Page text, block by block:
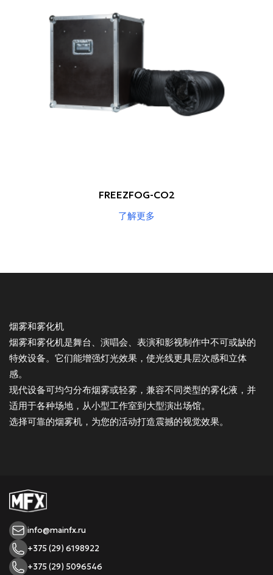
FREEZFOG-CO2
了解更多
烟雾和雾化机
烟雾和雾化机是舞台、演唱会、表演和影视制作中不可或缺的
特效设备。它们能增强灯光效果，使光线更具层次感和立体
感。
现代设备可均匀分布烟雾或轻雾，兼容不同类型的雾化液，并
适用于各种场地，从小型工作室到大型演出场馆。
选择可靠的烟雾机，为您的活动打造震撼的视觉效果。
info@mainfx.ru
+375 (29) 6198922
+375 (29) 5096546